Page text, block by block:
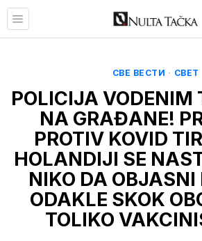
СВЕ ВЕСТИ · СВЕТ
POLICIJA VODENIM
NA GRAĐANE!
PROTIV KOVID
HOLANDIJI SE
NIKO DA OBJASNI
ODAKLE SKOK
TOLIKO